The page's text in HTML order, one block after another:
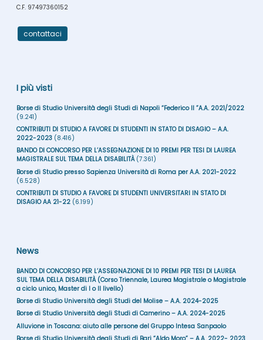
C.F. 97497360152
contattaci
I più visti
Borse di Studio Università degli Studi di Napoli “Federico II ”A.A. 2021/2022
(9.241)
CONTRIBUTI DI STUDIO A FAVORE DI STUDENTI IN STATO DI DISAGIO – A.A.
2022-2023 (8.416)
BANDO DI CONCORSO PER L’ASSEGNAZIONE DI 10 PREMI PER TESI DI LAUREA
MAGISTRALE SUL TEMA DELLA DISABILITÀ (7.361)
Borse di Studio presso Sapienza Università di Roma per A.A. 2021-2022
(6.528)
CONTRIBUTI DI STUDIO A FAVORE DI STUDENTI UNIVERSITARI IN STATO DI
DISAGIO AA 21-22 (6.199)
News
BANDO DI CONCORSO PER L’ASSEGNAZIONE DI 10 PREMI PER TESI DI LAUREA
SUL TEMA DELLA DISABILITÀ (Corso Triennale, Laurea Magistrale o Magistrale
a ciclo unico, Master di I o II livello)
Borse di Studio Università degli Studi del Molise – A.A. 2024-2025
Borse di Studio Università degli Studi di Camerino – A.A. 2024-2025
Alluvione in Toscana: aiuto alle persone del Gruppo Intesa Sanpaolo